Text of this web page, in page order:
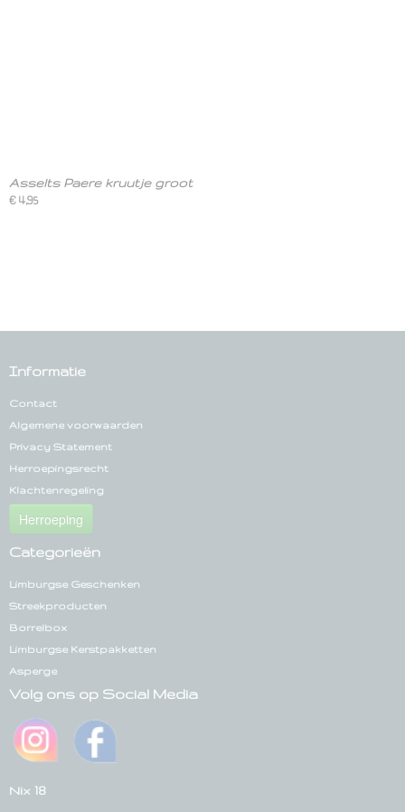
Asselts Paere kruutje groot
€ 4,95
Informatie
Contact
Algemene voorwaarden
Privacy Statement
Herroepingsrecht
Klachtenregeling
Herroeping
Categorieën
Limburgse Geschenken
Streekproducten
Borrelbox
Limburgse Kerstpakketten
Asperge
Volg ons op Social Media
Nix 18